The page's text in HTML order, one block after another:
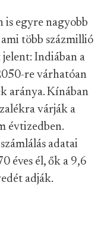
is egyre nagyobb
több százmillió
Indiában a
re várhatóan
aránya. Kínában
várják a
évtizedben.
adatai
éves él, ők a 9,6
adják.